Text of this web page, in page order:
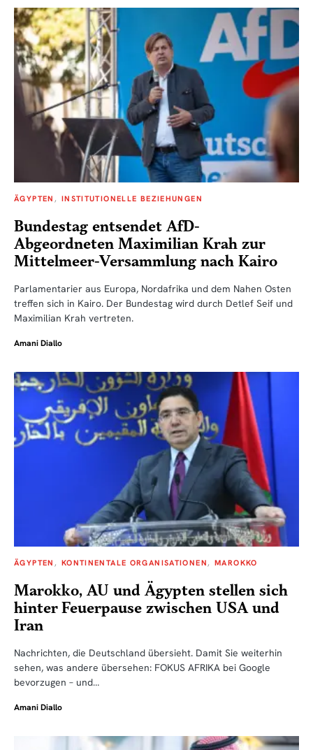
ÄGYPTEN INSTITUTIONELLE BEZIEHUNGEN
Bundestag entsendet AfD-
Abgeordneten Maximilian Krah zur
Mittelmeer-Versammlung nach Kairo
Parlamentarier aus Europa, Nordafrika und dem Nahen Osten
treffen sich in Kairo. Der Bundestag wird durch Detlef Seif und
Maximilian Krah vertreten.
Amani Diallo
ÄGYPTEN KONTINENTALE ORGANISATIONEN MAROKKO
Marokko, AU und Ägypten stellen sich
hinter Feuerpause zwischen USA und
Iran
Nachrichten, die Deutschland übersieht. Damit Sie weiterhin
sehen, was andere übersehen: FOKUS AFRIKA bei Google
bevorzugen – und…
Amani Diallo